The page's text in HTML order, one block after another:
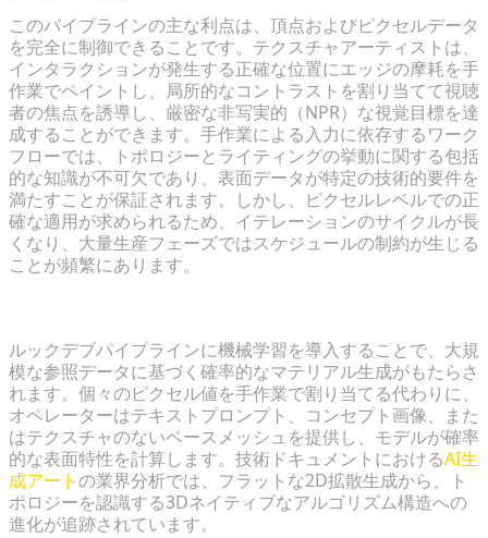
このパイプラインの主な利点は、頂点およびピクセルデータ
を完全に制御できることです。テクスチャアーティストは、
インタラクションが発生する正確な位置にエッジの摩耗を手
作業でペイントし、局所的なコントラストを割り当てて視聴
者の焦点を誘導し、厳密な非写実的（NPR）な視覚目標を達
成することができます。手作業による入力に依存するワーク
フローでは、トポロジーとライティングの挙動に関する包括
的な知識が不可欠であり、表面データが特定の技術的要件を
満たすことが保証されます。しかし、ピクセルレベルでの正
確な適用が求められるため、イテレーションのサイクルが長
くなり、大量生産フェーズではスケジュールの制約が生じる
ことが頻繁にあります。
ルックデブパイプラインに機械学習を導入することで、大規
模な参照データに基づく確率的なマテリアル生成がもたらさ
れます。個々のピクセル値を手作業で割り当てる代わりに、
オペレーターはテキストプロンプト、コンセプト画像、また
はテクスチャのないベースメッシュを提供し、モデルが確率
的な表面特性を計算します。技術ドキュメントにおけるAI生
成アートの業界分析では、フラットな2D拡散生成から、ト
ポロジーを認識する3Dネイティブなアルゴリズム構造への
進化が追跡されています。